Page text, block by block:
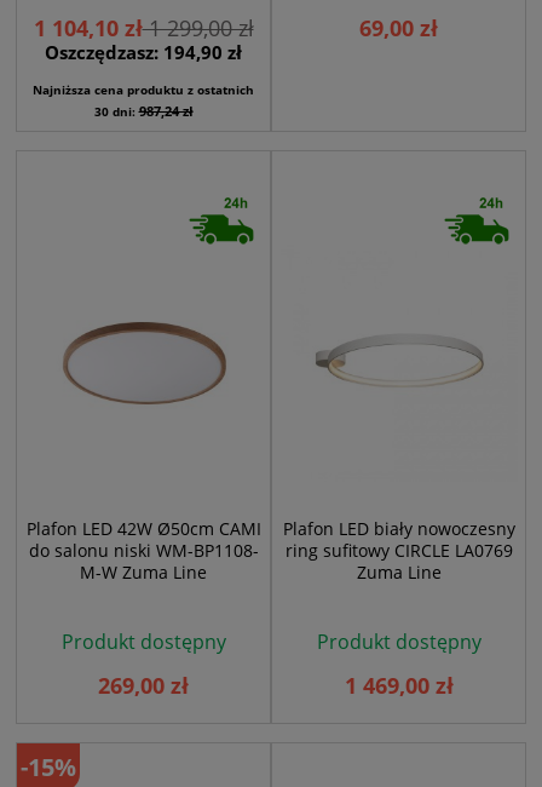
1 104,10 zł1 299,00 zł
Oszczędzasz: 194,90 zł
Najniższa cena produktu z ostatnich
30 dni:987,24 zł
69,00 zł
Plafon LED 42W Ø50cm CAMI
do salonu niski WM-BP1108-
M-W Zuma Line
Produkt dostępny
269,00 zł
Plafon LED biały nowoczesny
ring sufitowy CIRCLE LA0769
Zuma Line
Produkt dostępny
1 469,00 zł
-15%